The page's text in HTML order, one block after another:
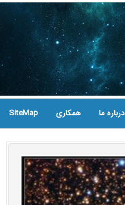
درباره ما همکاری SiteMap